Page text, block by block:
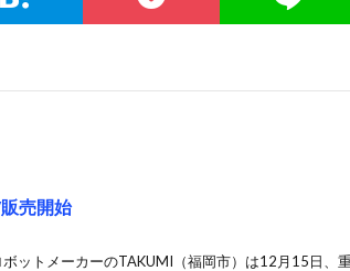
売開始
ットメーカーのTAKUMI（福岡市）は12月15日、